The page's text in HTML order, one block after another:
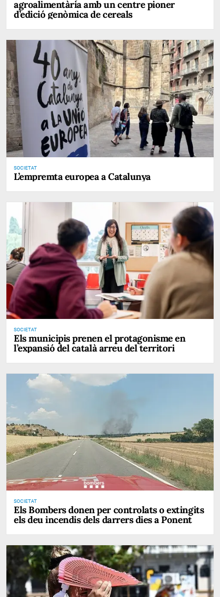
agroalimentària amb un centre pioner
d’edició genòmica de cereals
SOCIETAT
L’empremta europea a Catalunya
SOCIETAT
Els municipis prenen el protagonisme en
l’expansió del català arreu del territori
SOCIETAT
Els Bombers donen per controlats o extingits
els deu incendis dels darrers dies a Ponent